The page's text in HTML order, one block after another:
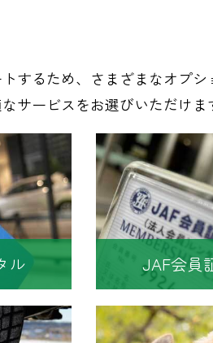
するため、さまざまなオプシ
サービスをお選びいただけま
ル JAF会員